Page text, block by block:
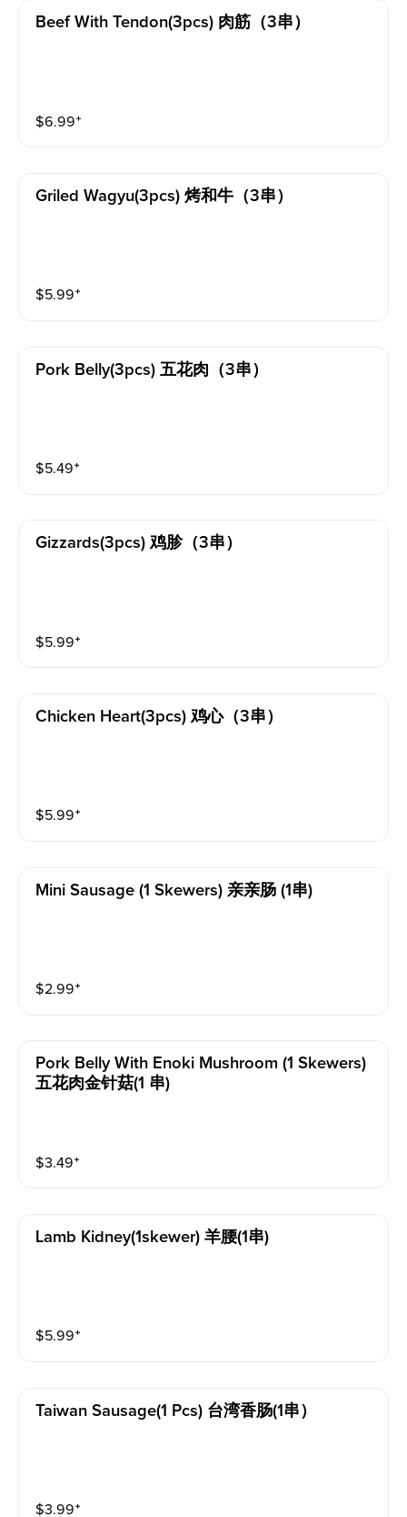
Beef With Tendon(3pcs) 肉筋（3串）
$6.99⁺
Griled Wagyu(3pcs) 烤和牛（3串）
$5.99⁺
Pork Belly(3pcs) 五花肉（3串）
$5.49⁺
Gizzards(3pcs) 鸡胗（3串）
$5.99⁺
Chicken Heart(3pcs) 鸡心（3串）
$5.99⁺
Mini Sausage (1 Skewers) 亲亲肠 (1串)
$2.99⁺
Pork Belly With Enoki Mushroom (1 Skewers)
五花肉金针菇(1 串)
$3.49⁺
Lamb Kidney(1skewer) 羊腰(1串)
$5.99⁺
Taiwan Sausage(1 Pcs) 台湾香肠(1串）
$3.99⁺